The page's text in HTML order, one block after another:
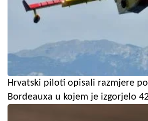
Hrvatski piloti opisali razmjere
Bordeauxa u kojem je izgorjelo